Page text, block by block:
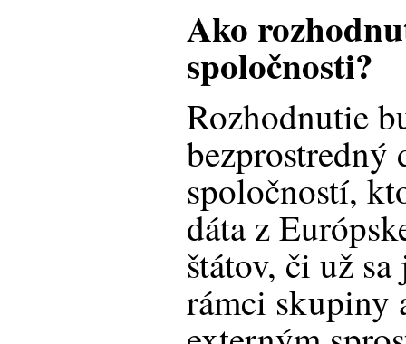
Ako
spoločnosti?
Rozhodnutie
bezprostredný
spoločností,
dáta z
štátov, či už
rámci skupiny